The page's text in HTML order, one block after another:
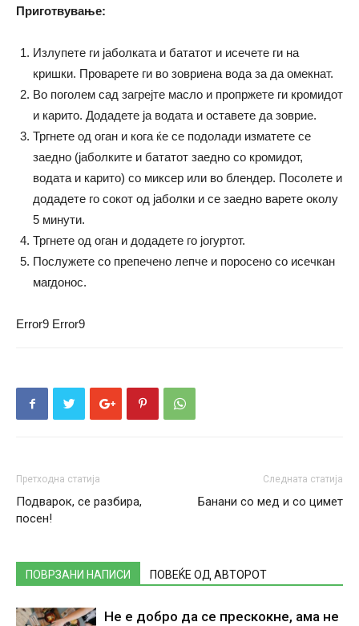
Приготвување:
Излупете ги јаболката и бататот и исечете ги на
кришки. Проварете ги во зовриена вода за да омекнат.
Во поголем сад загрејте масло и пропржете ги кромидот
и карито. Додадете ја водата и оставете да зоврие.
Тргнете од оган и кога ќе се подолади изматете се
заедно (јаболките и бататот заедно со кромидот,
водата и карито) со миксер или во блендер. Посолете и
додадете го сокот од јаболки и се заедно варете околу
5 минути.
Тргнете од оган и додадете го јогуртот.
Послужете со препечено лепче и поросено со исечкан
магдонос.
Error9 Error9
Претходна статија
Подварок, се разбира,
посен!
Следната статија
Банани со мед и со цимет
ПОВРЗАНИ НАПИСИ ПОВЕЌЕ ОД АВТОРОТ
Не е добро да се прескокне, ама не